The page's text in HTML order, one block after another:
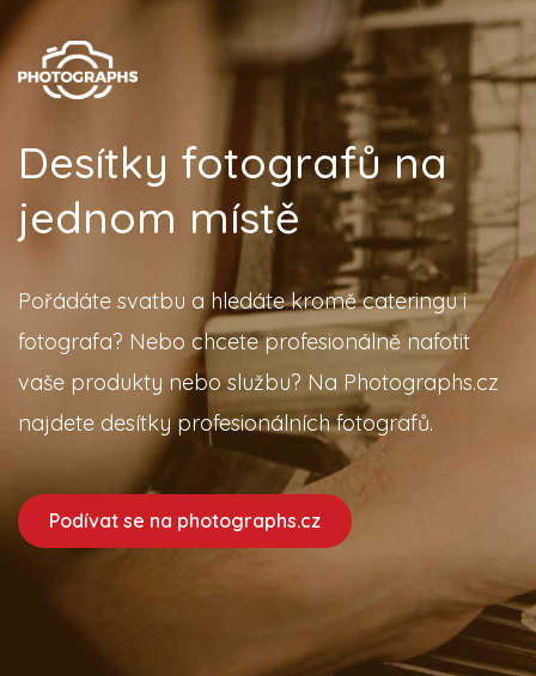
Desítky fotografů na
jednom místě
Pořádáte svatbu a hledáte kromě cateringu i
fotografa? Nebo chcete profesionálně nafotit
vaše produkty nebo službu? Na Photographs.cz
najdete desítky profesionálních fotografů.
Podívat se na photographs.cz